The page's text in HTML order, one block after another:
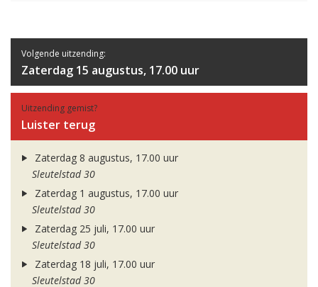
Volgende uitzending:
Zaterdag 15 augustus, 17.00 uur
Uitzending gemist?
Luister terug
Zaterdag 8 augustus, 17.00 uur
Sleutelstad 30
Zaterdag 1 augustus, 17.00 uur
Sleutelstad 30
Zaterdag 25 juli, 17.00 uur
Sleutelstad 30
Zaterdag 18 juli, 17.00 uur
Sleutelstad 30